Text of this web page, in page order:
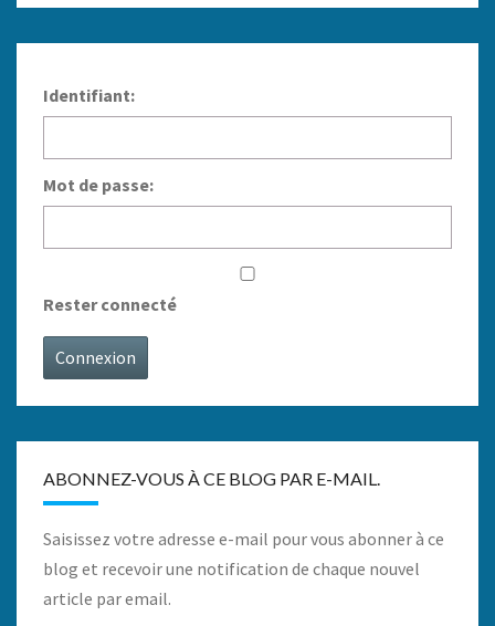
Identifiant:
Mot de passe:
Rester connecté
Connexion
ABONNEZ-VOUS À CE BLOG PAR E-MAIL.
Saisissez votre adresse e-mail pour vous abonner à ce
blog et recevoir une notification de chaque nouvel
article par email.